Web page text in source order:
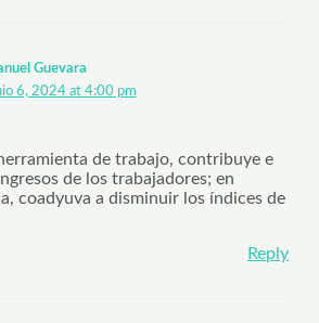
Guevara
6, 2024 at 4:00 pm
de trabajo, contribuye e
de los trabajadores; en
coadyuva a disminuir los índices de
Reply